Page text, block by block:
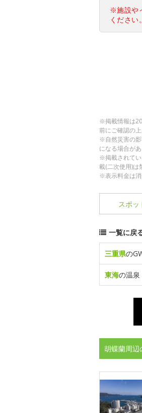
※施設や
ください。
※掲載情報は
前にご確認の上
※自然災害の
になる場合があ
※掲載されて
載(二次使用)は
※表示料金は消
スポッ
一覧に戻
三重県の
東海の温泉
胡蝶蘭周辺